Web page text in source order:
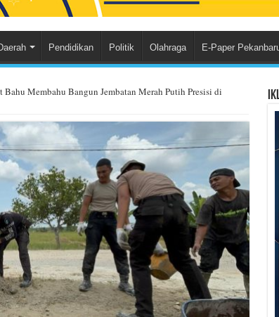
Pendidikan Politik Olahraga E-Paper
Membahu Bangun Jembatan Merah Putih Presisi di